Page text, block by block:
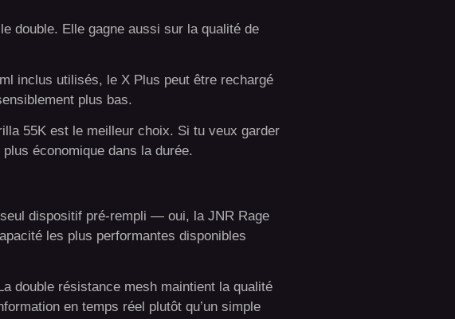
double. Elle gagne aussi sur la qualité de
inclus utilisés, le X Plus peut être rechargé
plus bas.
55K est le meilleur choix. Si tu veux garder
économique dans la durée.
dispositif pré-rempli — oui, la JNR Rage
les plus performantes disponibles
double résistance mesh maintient la qualité
en temps réel plutôt qu’un simple